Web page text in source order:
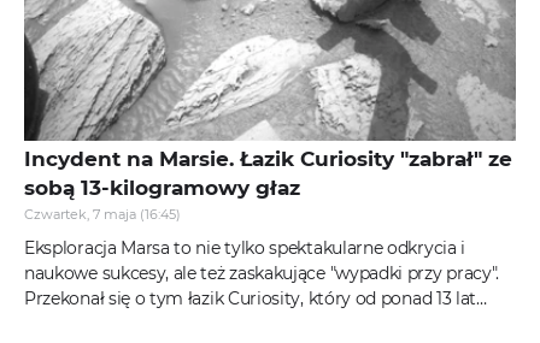
Incydent na Marsie. Łazik Curiosity "zabrał" ze
sobą 13-kilogramowy głaz
Czwartek, 7 maja (16:45)
Eksploracja Marsa to nie tylko spektakularne odkrycia i
naukowe sukcesy, ale też zaskakujące "wypadki przy pracy".
Przekonał się o tym łazik Curiosity, który od ponad 13 lat